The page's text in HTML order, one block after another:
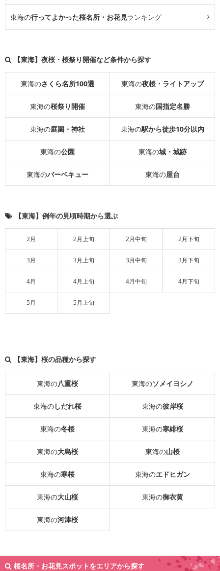
東海の行ってよかった桜名所・お花見ランキング
【東海】夜桜・桜祭り開催など条件から探す
東海のさくら名所100選 東海の夜桜・ライトアップ
東海の桜祭り開催 東海の国指定名勝
東海の庭園・神社 東海の駅から徒歩10分以内
東海の公園 東海の城・城跡
東海のバーベキュー 東海の屋台
【東海】例年の見頃時期から選ぶ
2月 2月上旬 2月中旬 2月下旬
3月 3月上旬 3月中旬 3月下旬
4月 4月上旬 4月中旬 4月下旬
5月 5月上旬
【東海】桜の品種から探す
東海の八重桜 東海のソメイヨシノ
東海のしだれ桜 東海の彼岸桜
東海の冬桜 東海の寒緋桜
東海の大島桜 東海の山桜
東海の寒桜 東海のエドヒガン
東海の大山桜 東海の御衣黄
東海の河津桜
桜名所・お花見スポットをエリアから探す